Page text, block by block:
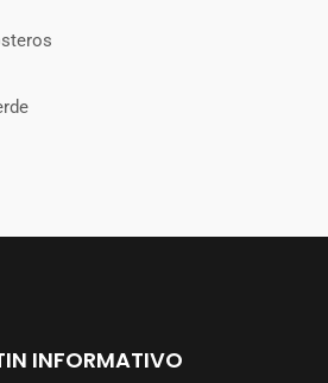
INFORMATIVO